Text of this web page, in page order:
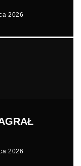
2026
2026